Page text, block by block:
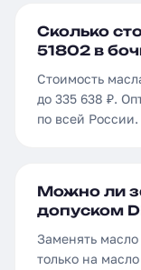
Сколько
51802 в
Стоимость
до 335 638 ₽.
по всей России.
Можно ли
допуском
Заменять
только на